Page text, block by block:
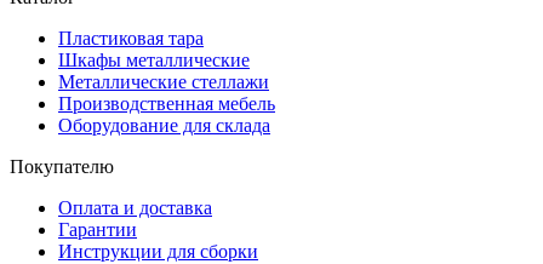
Пластиковая тара
Шкафы металлические
Металлические стеллажи
Производственная мебель
Оборудование для склада
Покупателю
Оплата и доставка
Гарантии
Инструкции для сборки